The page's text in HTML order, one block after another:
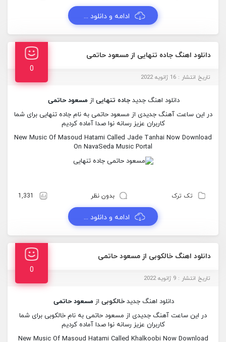
ادامه و دانلود ...
دانلود اهنگ جاده تنهایی از مسعود حاتمی
0
تاریخ انتشار : 16 ژانویه 2022
دانلود اهنگ جدیدجاده تنهایی ازمسعود حاتمی
در این ساعت آهنگ جدیدی از مسعود حاتمی به نام جاده تنهایی برای شما
کاربران عزیز رسانه نوا صدا آماده کردیم
New Music Of Masoud Hatami Called Jade Tanhai Now Download
On NavaSeda Music Portal
تک ترک بدون نظر 1,331
ادامه و دانلود ...
دانلود اهنگ خالکوبی از مسعود حاتمی
0
تاریخ انتشار : 9 ژانویه 2022
دانلود اهنگ جدیدخالکوبی ازمسعود حاتمی
در این ساعت آهنگ جدیدی از مسعود حاتمی به نام خالکوبی برای شما
کاربران عزیز رسانه نوا صدا آماده کردیم
New Music Of Masoud Hatami Called Khalkoobi Now Download